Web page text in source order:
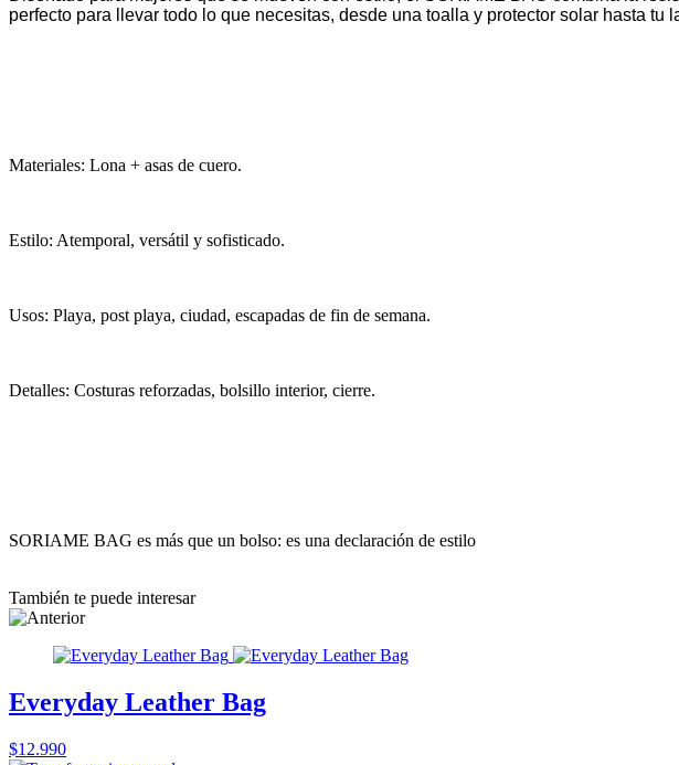
perfecto para llevar todo lo que necesitas, desde una toalla y protector solar hasta tu
Materiales: Lona + asas de cuero.
Estilo: Atemporal, versátil y sofisticado.
Usos: Playa, post playa, ciudad, escapadas de fin de semana.
Detalles: Costuras reforzadas, bolsillo interior, cierre.
SORIAME BAG es más que un bolso: es una declaración de estilo
También te puede interesar
Everyday Leather Bag
$12.990